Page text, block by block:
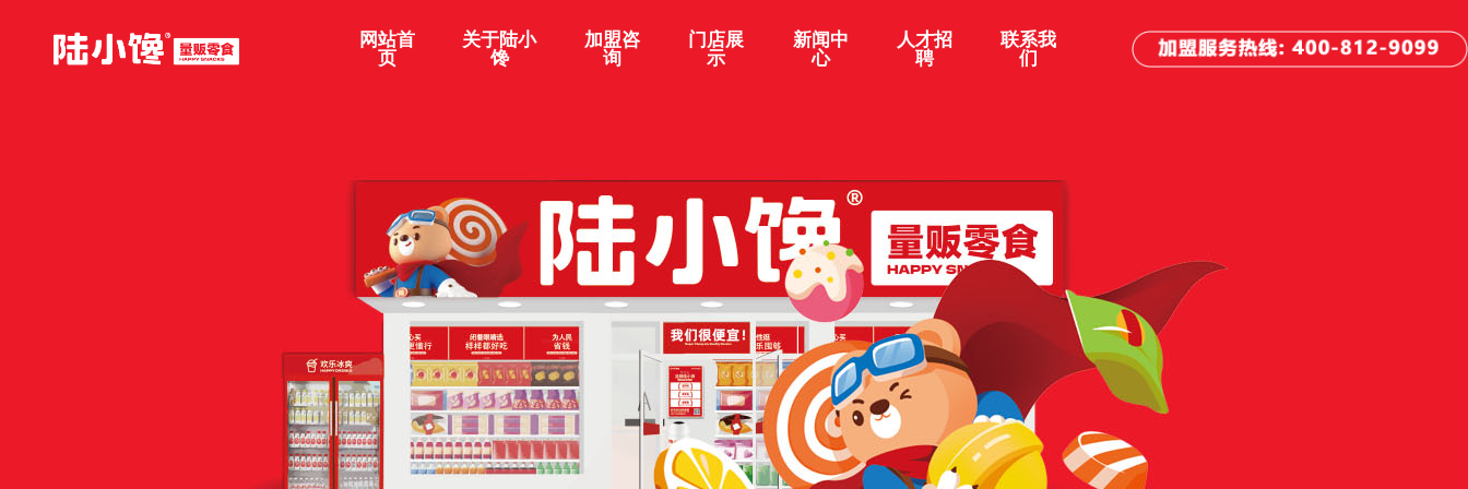
网站首
页
关于陆小
馋
加盟咨
询
门店展
示
新闻中
心
人才招
聘
联系我
们